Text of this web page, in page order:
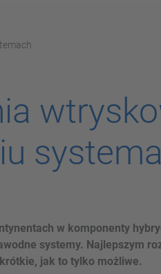
w komponenty
systemy. Najlepszym
jak to tylko możliwe.